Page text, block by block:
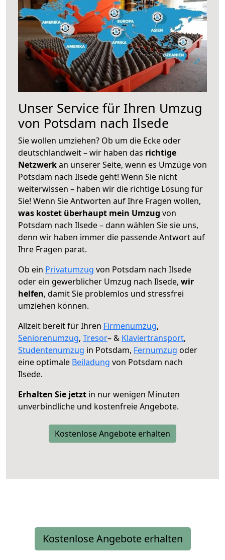
Unser Service für Ihren Umzug
von Potsdam nach Ilsede
Sie wollen umziehen? Ob um die Ecke oder
deutschlandweit – wir haben das richtige
Netzwerkan unserer Seite, wenn es Umzüge von
Potsdam nach Ilsede geht! Wenn Sie nicht
weiterwissen – haben wir die richtige Lösung für
Sie! Wenn Sie Antworten auf Ihre Fragen wollen,
was kostet überhaupt mein Umzug von
Potsdam nach Ilsede – dann wählen Sie sie uns,
denn wir haben immer die passende Antwort auf
Ihre Fragen parat.
Ob ein Privatumzug von Potsdam nach Ilsede
oder ein gewerblicher Umzug nach Ilsede, wir
helfen, damit Sie problemlos und stressfrei
umziehen können.
Allzeit bereit für Ihren Firmenumzug,
Seniorenumzug, Tresor– & Klaviertransport,
Studentenumzug in Potsdam, Fernumzug oder
eine optimale Beiladung von Potsdam nach
Ilsede.
Erhalten Sie jetzt in nur wenigen Minuten
unverbindliche und kostenfreie Angebote.
Kostenlose Angebote erhalten
Kostenlose Angebote erhalten